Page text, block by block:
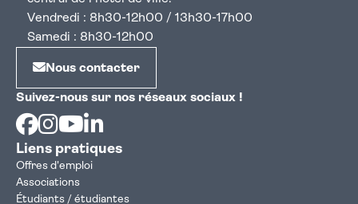
Vendredi : 8h30-12h00 / 13h30-17h00
Samedi : 8h30-12h00
Nous contacter
Suivez-nous sur nos réseaux sociaux !
Facebook
Instagram
Youtube
Liens pratiques
Offres d'emploi
Associations
Étudiants / étudiantes